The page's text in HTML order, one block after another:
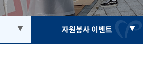
▼ 자원봉사 이벤트 ▼